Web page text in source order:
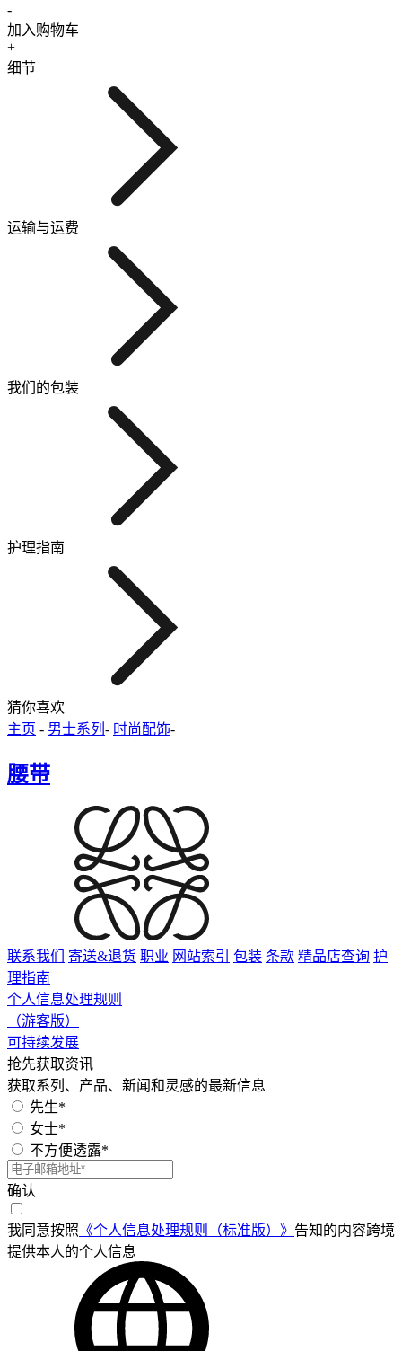
-
加入购物车
+
细节
运输与运费
我们的包装
护理指南
猜你喜欢
主页 - 男士系列 - 时尚配饰-
腰带
联系我们 寄送&退货 职业 网站索引 包装 条款 精品店查询 护
理指南
个人信息处理规则
（游客版）
可持续发展
抢先获取资讯
获取系列、产品、新闻和灵感的最新信息
先生*
女士*
不方便透露*
确认
我同意按照 《个人信息处理规则（标准版）》 告知的内容跨境
提供本人的个人信息